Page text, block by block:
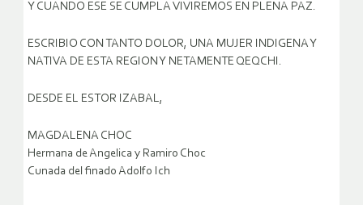
Y CUANDO ESE SE CUMPLA VIVIREMOS EN PLENA PAZ.
ESCRIBIO CON TANTO DOLOR, UNA MUJER INDIGENA Y
NATIVA DE ESTA REGION Y NETAMENTE QEQCHI.
DESDE EL ESTOR IZABAL,
MAGDALENA CHOC
Hermana de Angelica y Ramiro Choc
Cunada del finado Adolfo Ich